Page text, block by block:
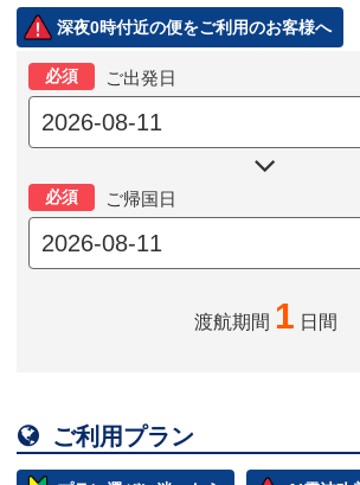
深夜0時付近の便をご利用のお客様へ
必須 ご出発日

必須 ご帰国日
渡航期間 1 日間
 ご利用プラン